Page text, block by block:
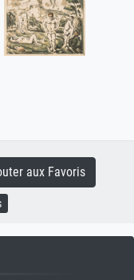
aux Favoris